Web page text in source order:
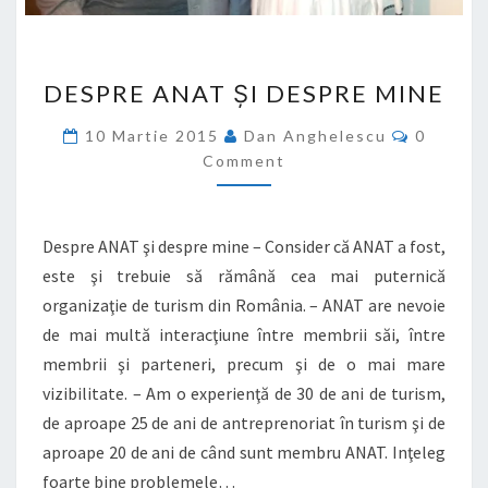
ANAT
ŞI
DESPRE
MINE
DESPRE ANAT ŞI DESPRE MINE
10 Martie 2015 Dan Anghelescu
0
Comment
Despre ANAT şi despre mine – Consider că ANAT a fost,
este şi trebuie să rămână cea mai puternică
organizaţie de turism din România. – ANAT are nevoie
de mai multă interacţiune între membrii săi, între
membrii şi parteneri, precum şi de o mai mare
vizibilitate. – Am o experienţă de 30 de ani de turism,
de aproape 25 de ani de antreprenoriat în turism şi de
aproape 20 de ani de când sunt membru ANAT. Inţeleg
foarte bine problemele…